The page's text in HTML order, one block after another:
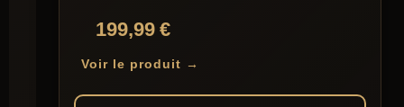
199,99€
Voir le produit →